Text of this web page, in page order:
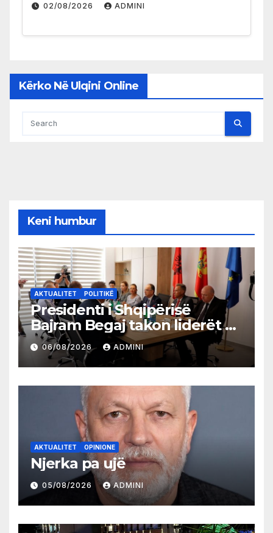
02/08/2026 ADMINI
Kërko Në Ulqini Online
Keni humbur
AKTUALITET POLITIKË
Presidenti i Shqipërisë
Bajram Begaj takon liderët e
partive shqiptare në Ulqin
06/08/2026 ADMINI
AKTUALITET OPINIONE
Njerka pa ujë
05/08/2026 ADMINI